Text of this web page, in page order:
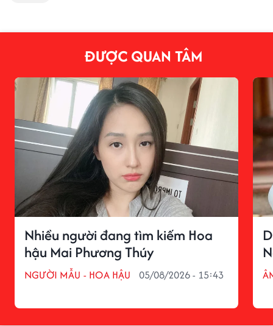
ĐƯỢC QUAN TÂM
Nhiều người đang tìm kiếm Hoa
hậu Mai Phương Thúy
NGƯỜI MẪU - HOA HẬU 05/08/2026 - 15:43